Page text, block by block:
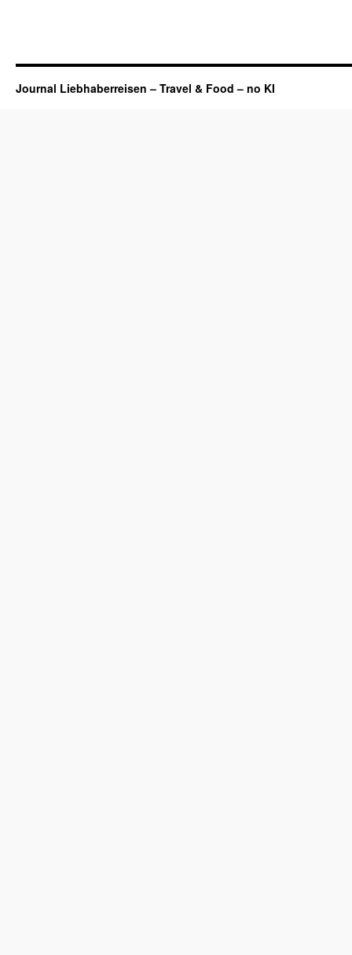
Journal Liebhaberreisen – Travel & Food – no KI